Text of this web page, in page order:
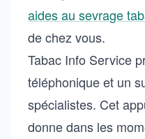
aides au sevrage
de chez vous.
Tabac Info Service
téléphonique et un
spécialistes. Cet
donne dans les